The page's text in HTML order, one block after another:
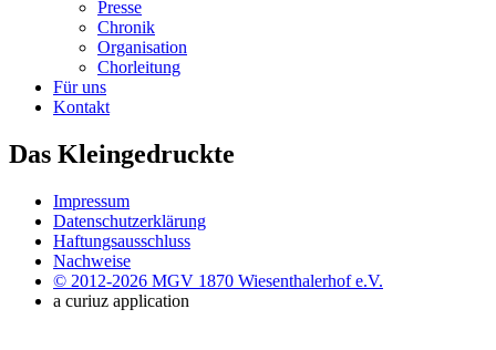
Presse
Chronik
Organisation
Chorleitung
Für uns
Kontakt
Das Kleingedruckte
Impressum
Datenschutzerklärung
Haftungsausschluss
Nachweise
© 2012-2026 MGV 1870 Wiesenthalerhof e.V.
a curiuz application